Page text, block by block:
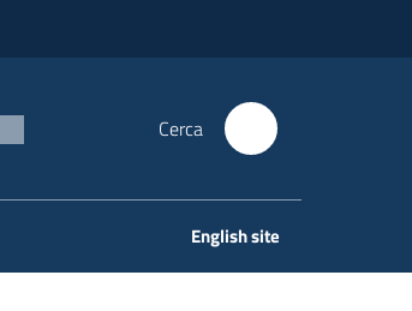
Cerca
English site